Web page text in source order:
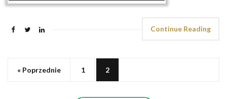
Continue Reading
« Poprzednie 1 2